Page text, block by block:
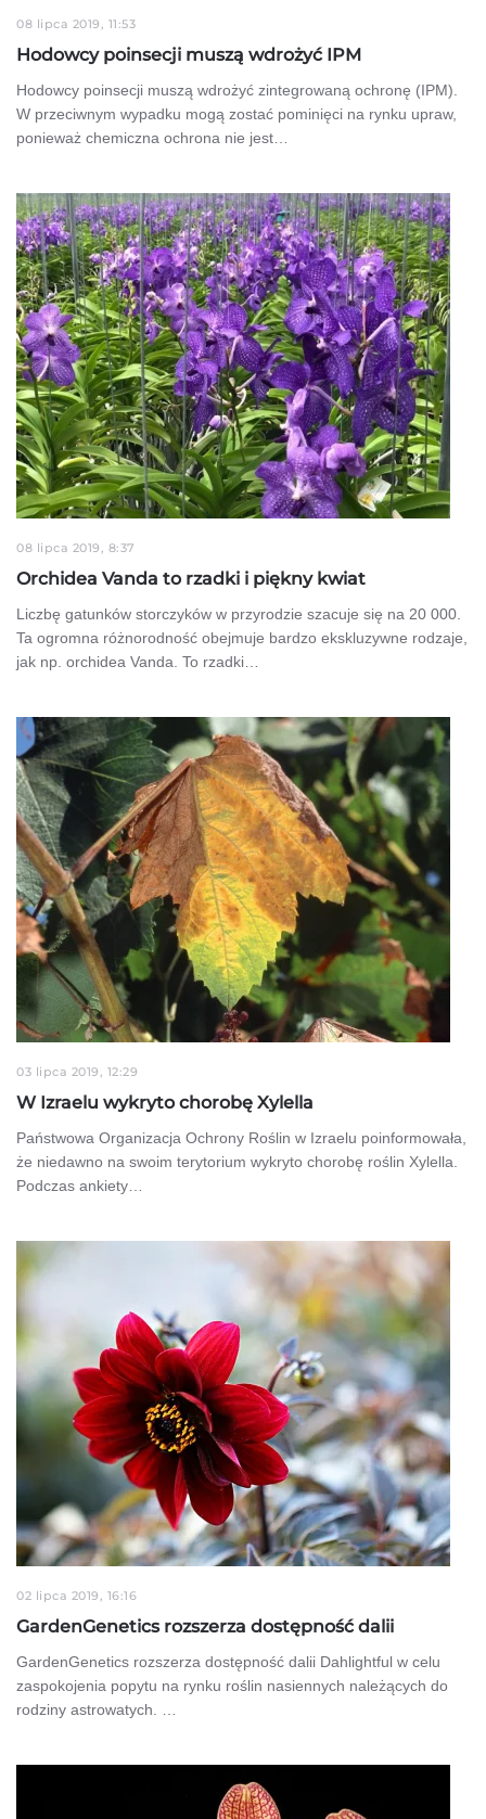
08 lipca 2019, 11:53
Hodowcy poinsecji muszą wdrożyć IPM
Hodowcy poinsecji muszą wdrożyć zintegrowaną ochronę (IPM).
W przeciwnym wypadku mogą zostać pominięci na rynku upraw,
ponieważ chemiczna ochrona nie jest…
08 lipca 2019, 8:37
Orchidea Vanda to rzadki i piękny kwiat
Liczbę gatunków storczyków w przyrodzie szacuje się na 20 000.
Ta ogromna różnorodność obejmuje bardzo ekskluzywne rodzaje,
jak np. orchidea Vanda. To rzadki…
03 lipca 2019, 12:29
W Izraelu wykryto chorobę Xylella
Państwowa Organizacja Ochrony Roślin w Izraelu poinformowała,
że niedawno na swoim terytorium wykryto chorobę roślin Xylella.
Podczas ankiety…
02 lipca 2019, 16:16
GardenGenetics rozszerza dostępność dalii
GardenGenetics rozszerza dostępność dalii Dahlightful w celu
zaspokojenia popytu na rynku roślin nasiennych należących do
rodziny astrowatych. …